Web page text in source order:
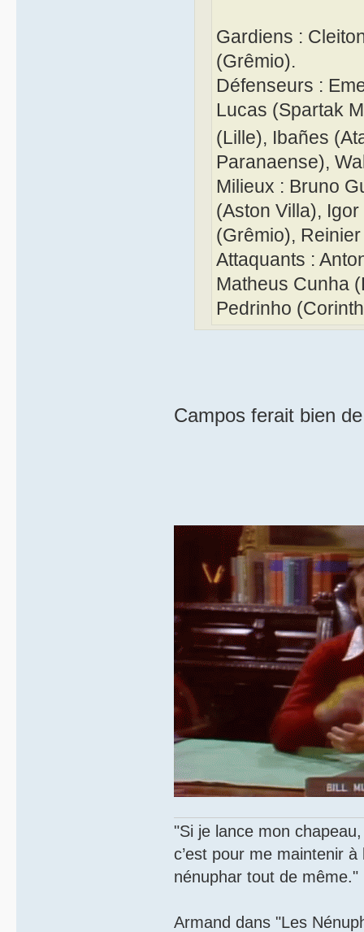
Gardiens :
(Grêmio).
Défenseurs :
Lucas (Spartak
(Lille), Ibañes
Paranaense),
Milieux : Bruno
(Aston Villa),
(Grêmio),
Attaquants :
Matheus Cunha
Pedrinho
Campos ferait bien
"Si je lance mon
c’est pour me maintenir
nénuphar tout de même."
Armand dans "Les